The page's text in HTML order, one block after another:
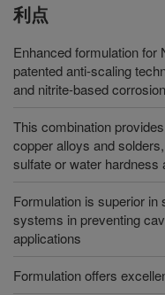
利点
Enhanced formulation for
patented anti-scaling
and nitrite-based
This combination
copper alloys and
sulfate or water hardness
Formulation is superior
systems in preventing
applications
Formulation offers